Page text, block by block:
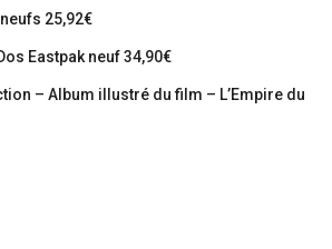
25,92€
Eastpak neuf 34,90€
– Album illustré du film – L’Empire du